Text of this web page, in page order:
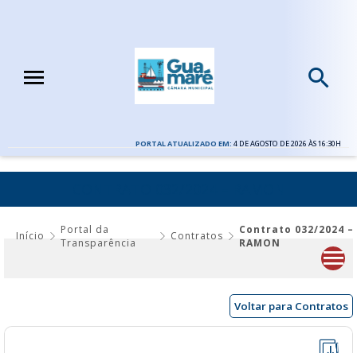
PORTAL ATUALIZADO EM: 4 DE AGOSTO DE 2026 ÀS 16:30H
Início
Portal da
Transparência
Contratos
Contrato 032/2024 –
RAMON
Voltar para Contratos